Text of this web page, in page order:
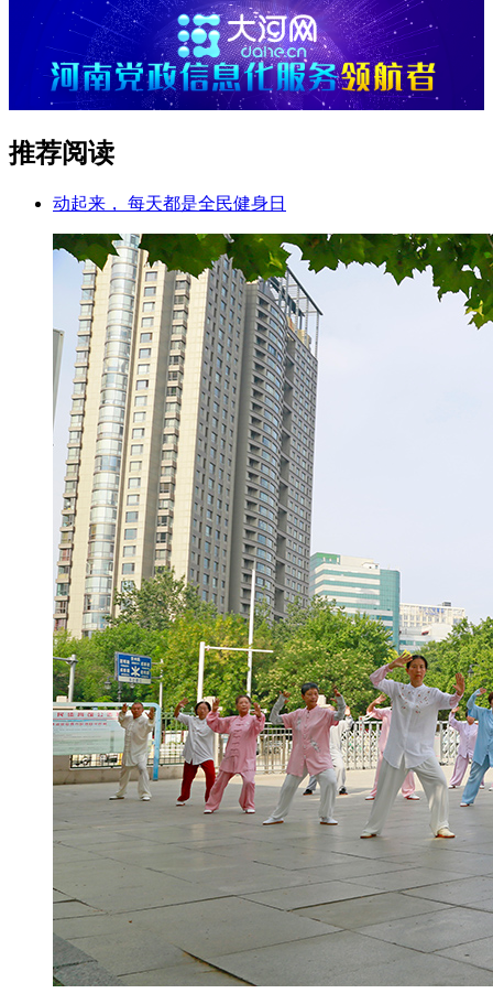
推荐阅读
动起来， 每天都是全民健身日